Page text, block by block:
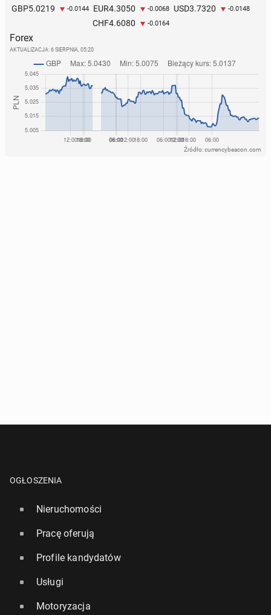
GBP5.0219 -0.0144 EUR4.3050 -0.0068 USD3.7320 -0.0148
CHF4.6080 -0.0164
Forex
AKTUALIZACJA: 6 SIERPNIA, 05:20
Źródło: currencybeacon.com
OGŁOSZENIA
Nieruchomości
Pracę oferują
Profile kandydatów
Usługi
Motoryzacja